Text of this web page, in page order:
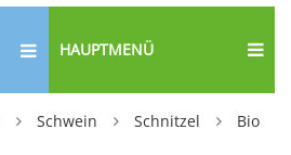
HAUPTMENÜ
Schwein Schnitzel
Bio